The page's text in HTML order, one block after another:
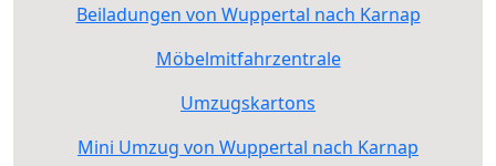
Beiladungen von Wuppertal nach Karnap
Möbelmitfahrzentrale
Umzugskartons
Mini Umzug von Wuppertal nach Karnap